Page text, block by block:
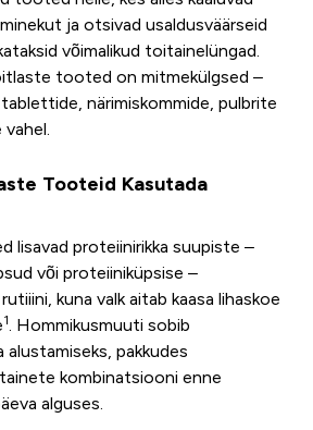
ja otsivad usaldusväärseid
võimalikud toitainelüngad.
tooted on mitmekülgsed –
närimiskommide, pulbrite
Tooteid Kasutada
lisavad proteiinirikka suupiste –
või proteiiniküpsise –
kuna valk aitab kaasa lihaskoe
1
. Hommikusmuuti sobib
alustamiseks, pakkudes
kombinatsiooni enne
alguses.